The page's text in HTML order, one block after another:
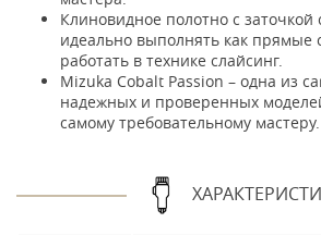
Клиновидное полотно с заточкой
идеально выполнять как прямые
работать в технике слайсинг.
Mizuka Cobalt Passion – одна из
надежных и проверенных
самому требовательному мастеру.